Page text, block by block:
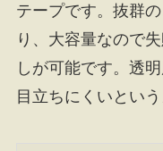
テープです。抜群
り、大容量なので
しが可能です。透
目立ちにくいとい